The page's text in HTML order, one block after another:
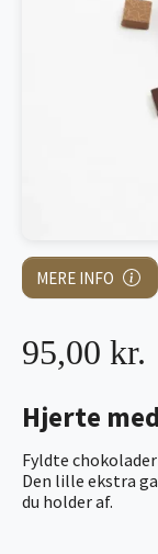
MERE INFO
Hjerte
Fyldte
Den lille ekstra
du holder af.
95,00 kr.